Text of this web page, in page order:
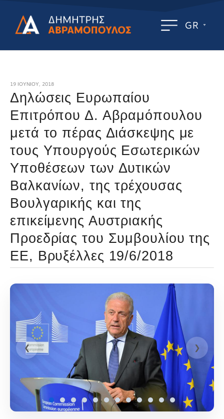
GR
19 ΙΟΥΝΊΟΥ, 2018
Δηλώσεις Ευρωπαίου
Επιτρόπου Δ. Αβραμόπουλου
μετά το πέρας Διάσκεψης με
τους Υπουργούς Εσωτερικών
Υποθέσεων των Δυτικών
Βαλκανίων, της τρέχουσας
Βουλγαρικής και της
επικείμενης Αυστριακής
Προεδρίας του Συμβουλίου της
ΕΕ, Βρυξέλλες 19/6/2018
❮ ❯